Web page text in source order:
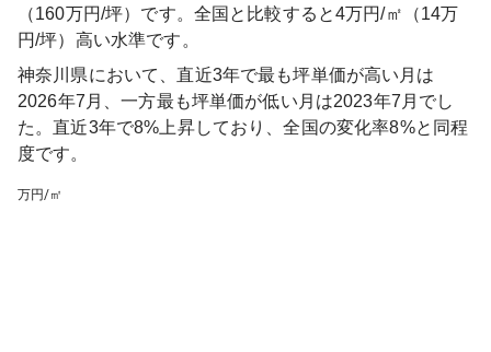
（160万円/坪）です。全国と比較すると4万円/㎡（14万
円/坪）高い水準です。
神奈川県において、直近3年で最も坪単価が高い月は
2026年7月
、一方最も坪単価が低い月は2023年7月 でし
た。直近3年で8%上昇しており 、全国の変化率8%と同程
度です。
万円/㎡